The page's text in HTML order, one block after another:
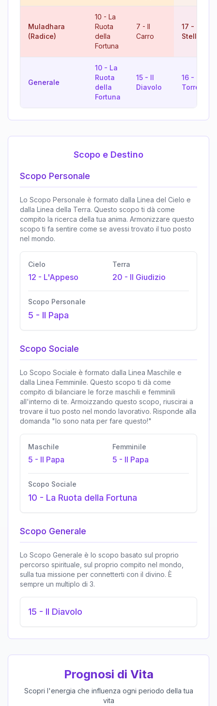
Muladhara
(Radice)
10 - La
Ruota
della
Fortuna
7 - Il
Carro
17 -
Stella
Generale
10 - La
Ruota
della
Fortuna
15 - Il
Diavolo
16 -
Torre
Scopo e Destino
Scopo Personale
Lo Scopo Personale è formato dalla Linea del Cielo e
dalla Linea della Terra. Questo scopo ti dà come
compito la ricerca della tua anima. Armonizzare questo
scopo ti fa sentire come se avessi trovato il tuo posto
nel mondo.
Cielo
12 - L'Appeso
Terra
20 - Il Giudizio
Scopo Personale
5 - Il Papa
Scopo Sociale
Lo Scopo Sociale è formato dalla Linea Maschile e
dalla Linea Femminile. Questo scopo ti dà come
compito di bilanciare le forze maschili e femminili
all'interno di te. Armoizzando questo scopo, riuscirai a
trovare il tuo posto nel mondo lavorativo. Risponde alla
domanda "Io sono nata per fare questo!"
Maschile
5 - Il Papa
Femminile
5 - Il Papa
Scopo Sociale
10 - La Ruota della Fortuna
Scopo Generale
Lo Scopo Generale è lo scopo basato sul proprio
percorso spirituale, sul proprio compito nel mondo,
sulla tua missione per connetterti con il divino. È
sempre un multiplo di 3.
15 - Il Diavolo
Prognosi di Vita
Scopri l'energia che influenza ogni periodo della tua
vita